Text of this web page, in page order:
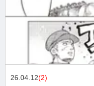
26.04.12(2)